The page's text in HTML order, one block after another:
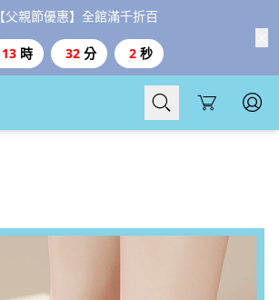
【父親節優惠】全館滿千折百
13 時 32 分 1 秒
Cart